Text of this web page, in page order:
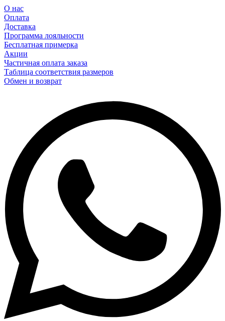
О нас
Оплата
Доставка
Программа лояльности
Бесплатная примерка
Акции
Частичная оплата заказа
Таблица соответствия размеров
Обмен и возврат